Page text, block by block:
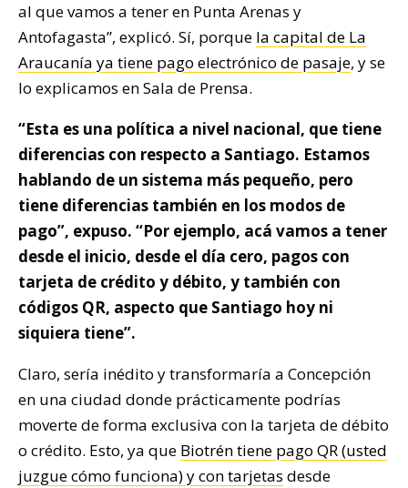
al que vamos a tener en Punta Arenas y
Antofagasta”, explicó. Sí, porque la capital de La
Araucanía ya tiene pago electrónico de pasaje, y se
lo explicamos en Sala de Prensa.
“Esta es una política a nivel nacional, que tiene
diferencias con respecto a Santiago. Estamos
hablando de un sistema más pequeño, pero
tiene diferencias también en los modos de
pago”, expuso. “Por ejemplo, acá vamos a tener
desde el inicio, desde el día cero, pagos con
tarjeta de crédito y débito, y también con
códigos QR, aspecto que Santiago hoy ni
siquiera tiene”.
Claro, sería inédito y transformaría a Concepción
en una ciudad donde prácticamente podrías
moverte de forma exclusiva con la tarjeta de débito
o crédito. Esto, ya que Biotrén tiene pago QR (usted
juzgue cómo funciona) y con tarjetas desde